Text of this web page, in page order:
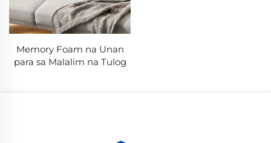
Memory Foam na Unan
para sa Malalim na Tulog